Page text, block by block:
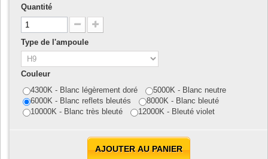
Quantité
Type de l'ampoule
Couleur
4300K - Blanc légèrement doré
5000K - Blanc neutre
6000K - Blanc reflets bleutés
8000K - Blanc bleuté
10000K - Blanc très bleuté
12000K - Bleuté violet
AJOUTER AU PANIER